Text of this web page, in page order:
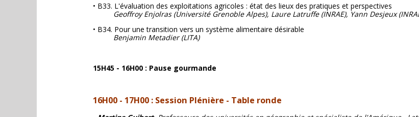
• B33. L'évaluation des exploitations agricoles : état des lieux des pratiques et perspectives
Geoffroy Enjolras (Université Grenoble Alpes), Laure Latruffe (INRAE), Yann Desjeux
• B34. Pour une transition vers un système alimentaire désirable
Benjamin Metadier (LITA)
15H45 - 16H00 : Pause gourmande
16H00 - 17H00 : Session Plénière - Table ronde